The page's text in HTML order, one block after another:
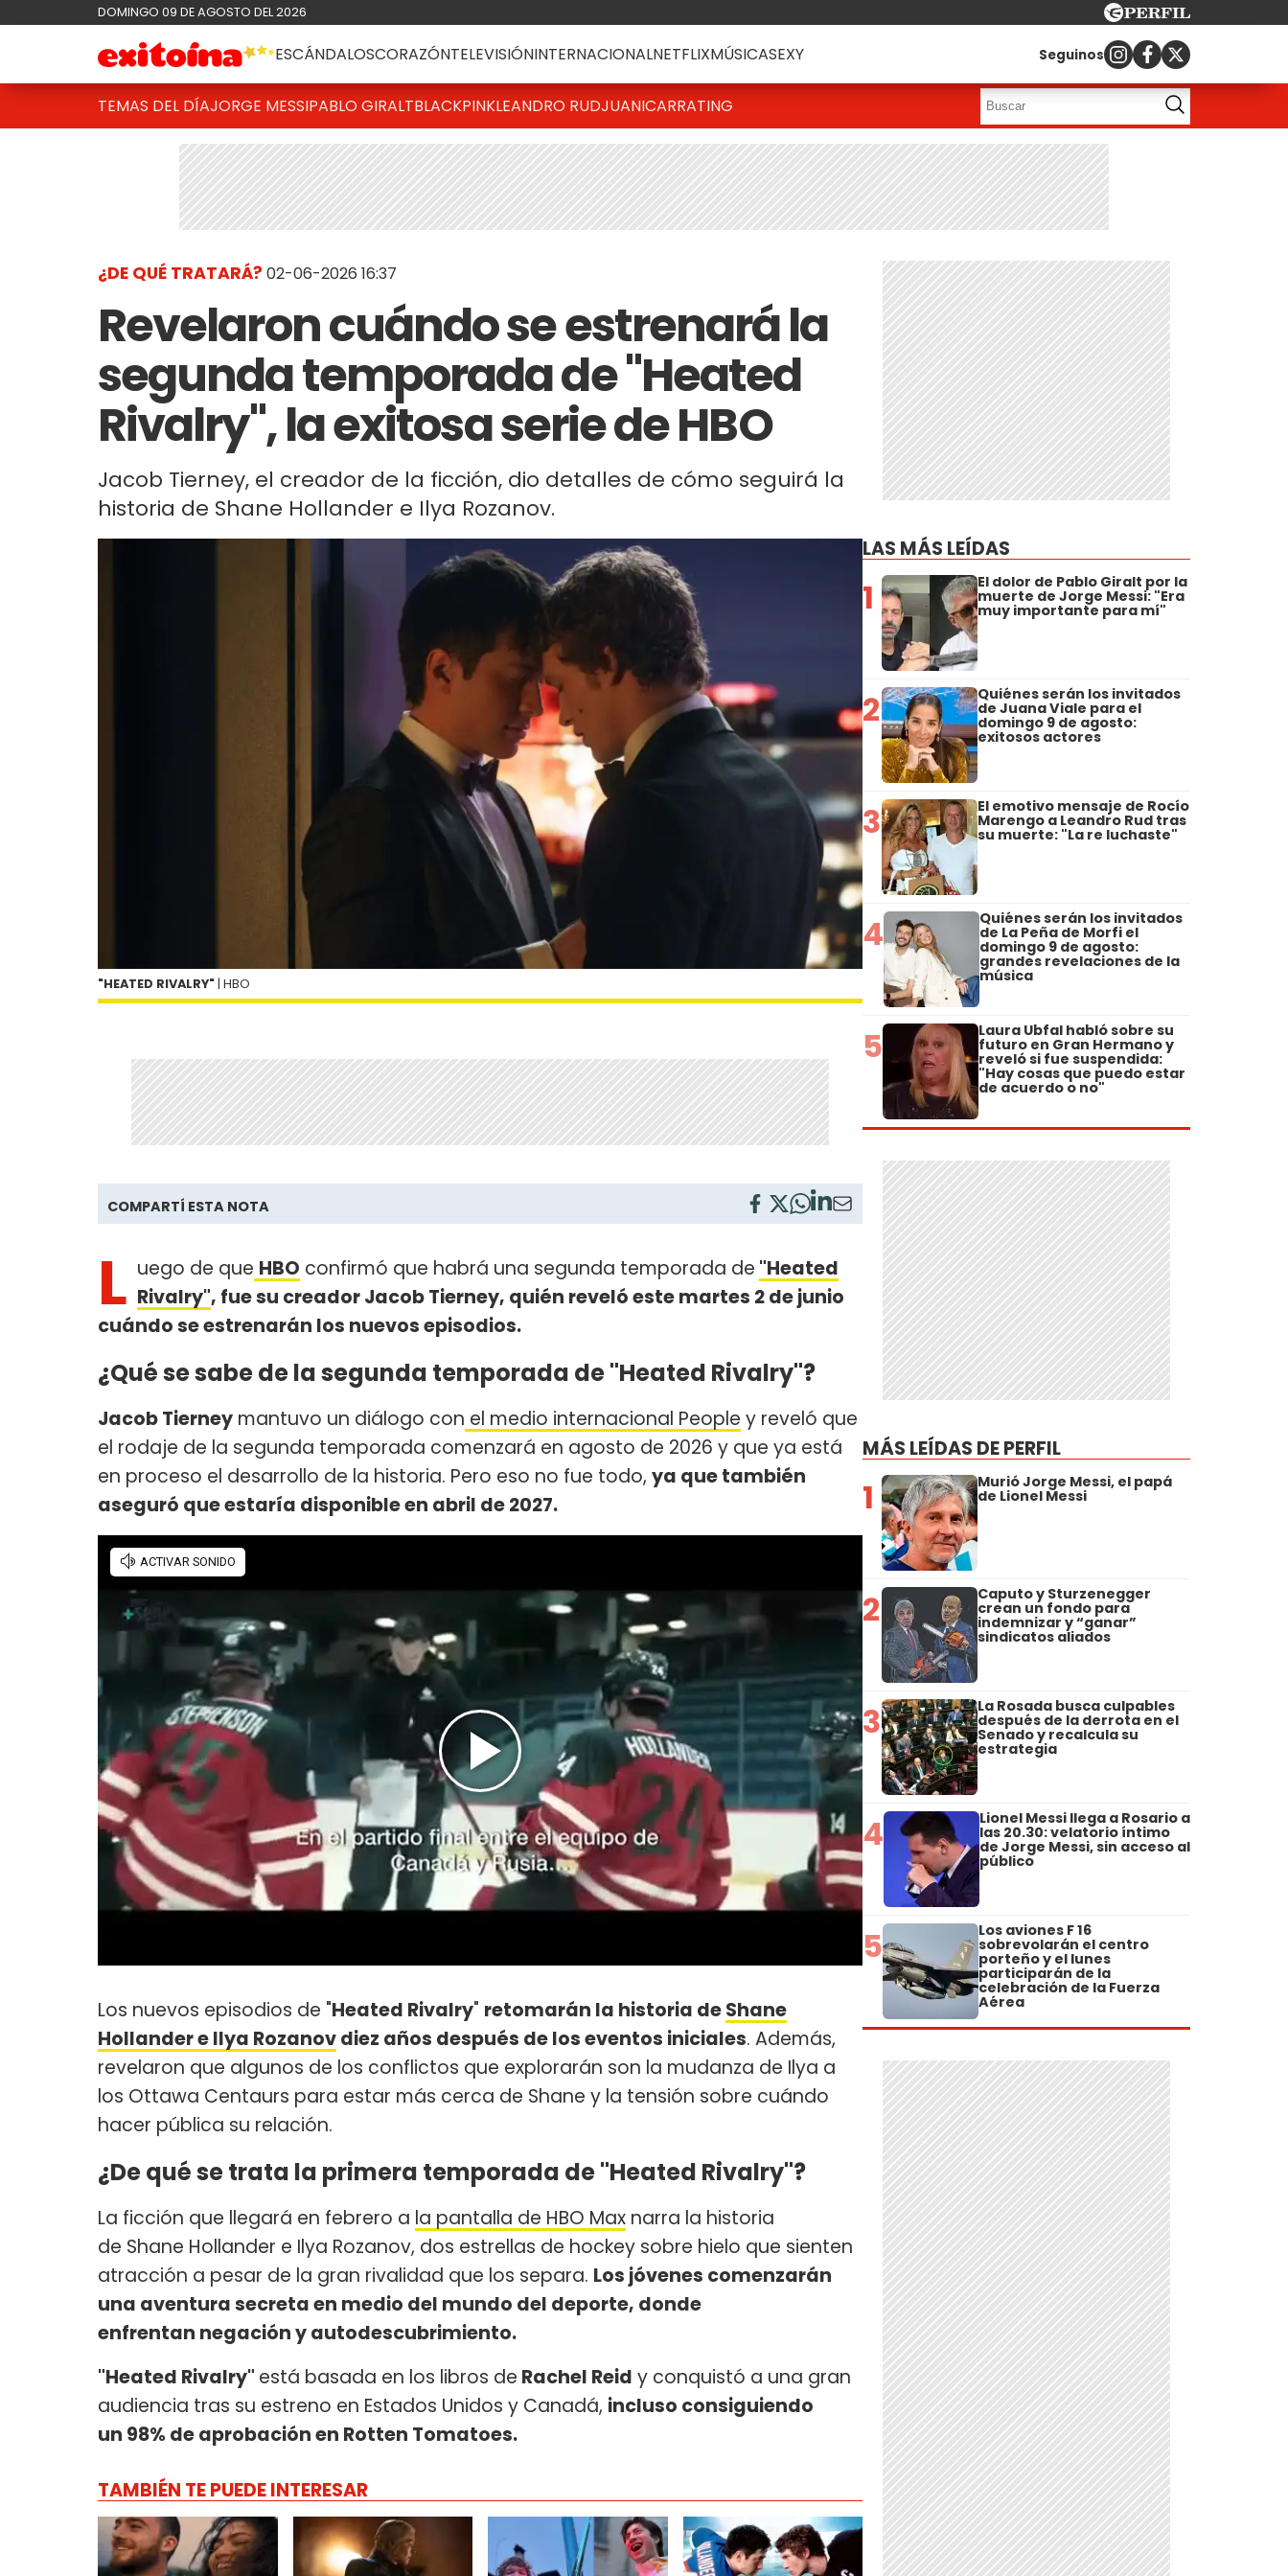
DOMINGO 09 DE AGOSTO DEL 2026
ESCÁNDALOSCORAZÓNTELEVISIÓNINTERNACIONALNETFLIXMÚSICASEXY Seguinos
TEMAS DEL DÍAJORGE MESSIPABLO GIRALTBLACKPINKLEANDRO RUDJUANICARRATING
¿DE QUÉ TRATARÁ? 02-06-2026 16:37
Revelaron cuándo se estrenará la
segunda temporada de "Heated
Rivalry", la exitosa serie de HBO
Jacob Tierney, el creador de la ficción, dio detalles de cómo seguirá la
historia de Shane Hollander e Ilya Rozanov.
"HEATED RIVALRY" | HBO
COMPARTÍ ESTA NOTA
L uego de que HBO confirmó que habrá una segunda temporada de "Heated
Rivalry", fue su creador Jacob Tierney, quién reveló este martes 2 de junio
cuándo se estrenarán los nuevos episodios.
¿Qué se sabe de la segunda temporada de "Heated Rivalry"?
Jacob Tierney mantuvo un diálogo con el medio internacional People y reveló que
el rodaje de la segunda temporada comenzará en agosto de 2026 y que ya está
en proceso el desarrollo de la historia. Pero eso no fue todo, ya que también
aseguró que estaría disponible en abril de 2027.
Los nuevos episodios de "Heated Rivalry" retomarán la historia deShane
Hollander e Ilya Rozanovdiez años después de los eventos iniciales. Además,
revelaron que algunos de los conflictos que explorarán son la mudanza de Ilya a
los Ottawa Centaurs para estar más cerca de Shane y la tensión sobre cuándo
hacer pública su relación.
¿De qué se trata la primera temporada de "Heated Rivalry"?
La ficción que llegará en febrero a la pantalla de HBO Max narra la historia
de Shane Hollander e Ilya Rozanov, dos estrellas de hockey sobre hielo que sienten
atracción a pesar de la gran rivalidad que los separa. Los jóvenes comenzarán
una aventura secreta en medio del mundo del deporte, donde
enfrentan negación y autodescubrimiento.
"Heated Rivalry" está basada en los libros de Rachel Reid y conquistó a una gran
audiencia tras su estreno en Estados Unidos y Canadá, incluso consiguiendo
un 98% de aprobación en Rotten Tomatoes.
TAMBIÉN TE PUEDE INTERESAR
LAS MÁS LEÍDAS
1 El dolor de Pablo Giralt por la
muerte de Jorge Messi: "Era
muy importante para mí"
2 Quiénes serán los invitados
de Juana Viale para el
domingo 9 de agosto:
exitosos actores
3 El emotivo mensaje de Rocío
Marengo a Leandro Rud tras
su muerte: "La re luchaste"
4 Quiénes serán los invitados
de La Peña de Morfi el
domingo 9 de agosto:
grandes revelaciones de la
música
5 Laura Ubfal habló sobre su
futuro en Gran Hermano y
reveló si fue suspendida:
"Hay cosas que puedo estar
de acuerdo o no"
MÁS LEÍDAS DE PERFIL
1 Murió Jorge Messi, el papá
de Lionel Messi
2 Caputo y Sturzenegger
crean un fondo para
indemnizar y “ganar”
sindicatos aliados
3 La Rosada busca culpables
después de la derrota en el
Senado y recalcula su
estrategia
4 Lionel Messi llega a Rosario a
las 20.30: velatorio íntimo
de Jorge Messi, sin acceso al
público
5 Los aviones F 16
sobrevolarán el centro
porteño y el lunes
participarán de la
celebración de la Fuerza
Aérea